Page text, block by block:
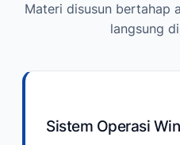
Materi disusun bertahap
langsung
Sistem Operasi